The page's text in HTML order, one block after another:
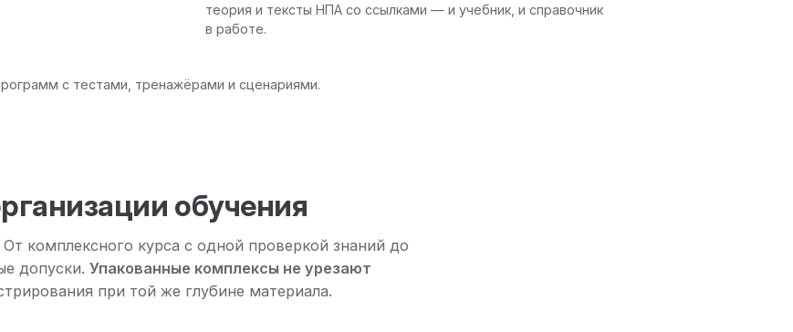
теория и тексты НПА со ссылками — и учебник, и справочник
в работе.
с тестами, тренажёрами и сценариями.
обучения
комплексного курса с одной проверкой знаний до
допуски. Упакованные комплексы не урезают
при той же глубине материала.